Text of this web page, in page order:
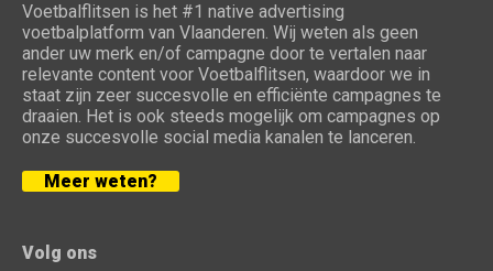
Voetbalflitsen is het #1 native advertising
voetbalplatform van Vlaanderen. Wij weten als geen
ander uw merk en/of campagne door te vertalen naar
relevante content voor Voetbalflitsen, waardoor we in
staat zijn zeer succesvolle en efficiënte campagnes te
draaien. Het is ook steeds mogelijk om campagnes op
onze succesvolle social media kanalen te lanceren.
Meer weten?
Volg ons